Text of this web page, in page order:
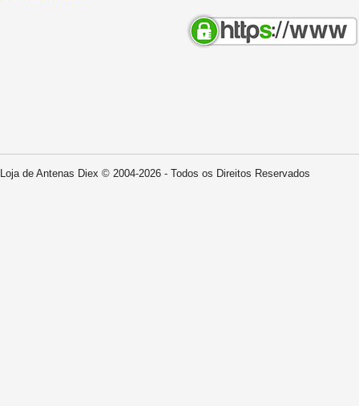
Loja de Antenas Diex © 2004-2026 - Todos os Direitos Reservados